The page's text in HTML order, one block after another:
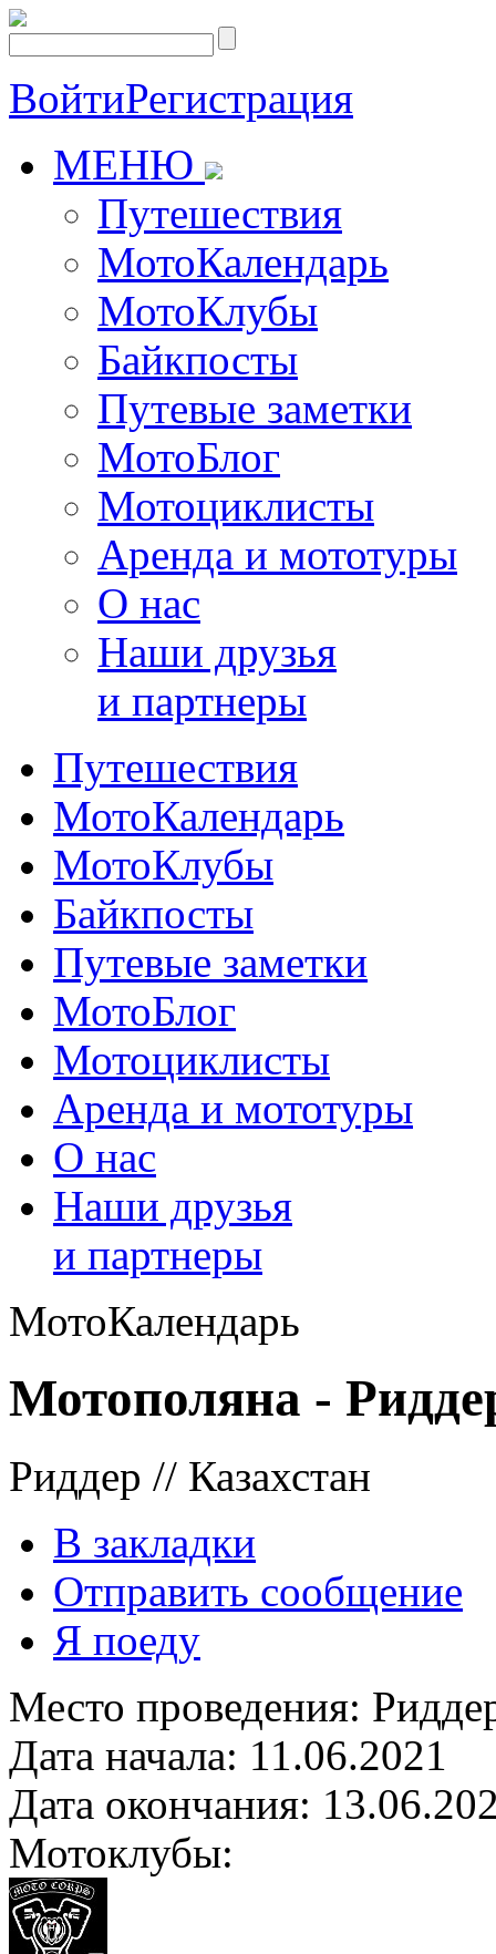
ВойтиРегистрация
МЕНЮ
Путешествия
МотоКалендарь
МотоКлубы
Байкпосты
Путевые заметки
МотоБлог
Мотоциклисты
Аренда и мототуры
О нас
Наши друзья
и партнеры
Путешествия
МотоКалендарь
МотоКлубы
Байкпосты
Путевые заметки
МотоБлог
Мотоциклисты
Аренда и мототуры
О нас
Наши друзья
и партнеры
МотоКалендарь
Мотополяна -
Риддер // Казахстан
В закладки
Отправить сообщение
Я поеду
Место проведения:
Дата начала: 11.06.2021
Дата окончания:
Мотоклубы: